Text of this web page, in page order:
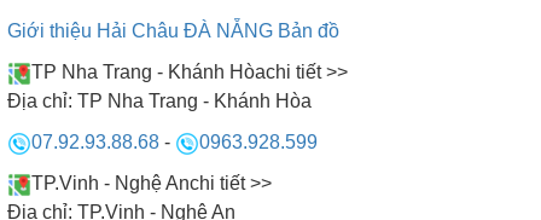
Giới thiệu Hải Châu ĐÀ NẴNG Bản đồ
TP Nha Trang - Khánh Hòachi tiết >>
Địa chỉ: TP Nha Trang - Khánh Hòa
07.92.93.88.68 -
0963.928.599
TP.Vinh - Nghệ Anchi tiết >>
Địa chỉ: TP.Vinh - Nghệ An